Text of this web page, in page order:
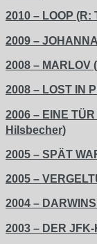
2010 – LOOP
2009 –
2008 – MARLOV
2008 – LOST IN
2006 – EINE
Hilsbecher)
2005 – SPÄT
2005 –
2004 –
2003 – DER